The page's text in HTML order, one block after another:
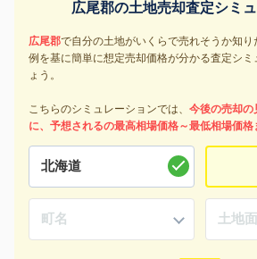
広尾郡の土地売却査定シミ
広尾郡で自分の土地がいくらで売れそうか知
例を基に簡単に想定売却価格が分かる査定シミ
ょう。
こちらのシミュレーションでは、 今後の売却の
に、予想されるの最高相場価格～最低相場価格